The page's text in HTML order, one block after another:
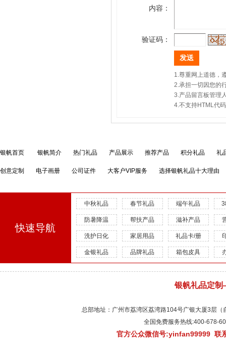
内容：
验证码：
1.尊重网上道德，
2.承担一切因您的
3.产品留言板管理
4.不支持HTML代
银帆首页 银帆简介 热门礼品 产品展示 推荐产品 积分礼品 礼
创意定制 电子画册 公司证件 大客户VIP服务 选择银帆礼品十大理由
快速导航
中秋礼品 春节礼品 端午礼品
防暑降温 帮扶产品 滋补产品
洗护日化 家居用品 礼品卡/册
金银礼品 品牌礼品 箱包皮具
银帆礼品定
总部地址：广州市荔湾区荔湾路104号广银大厦3层
全国免费服务热线:400-
官方公众微信号:yinfan99999 联